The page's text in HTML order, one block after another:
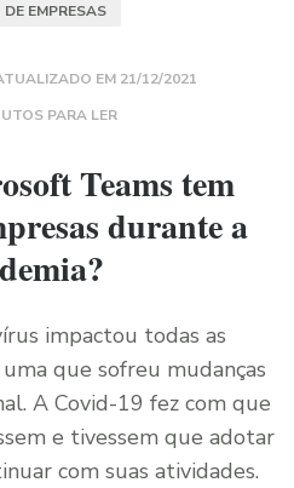
EMPRESAS
EM 21/12/2021
PARA LER
Teams tem
durante a
impactou todas as
que sofreu mudanças
A Covid-19 fez com que
e tivessem que adotar
com suas atividades.